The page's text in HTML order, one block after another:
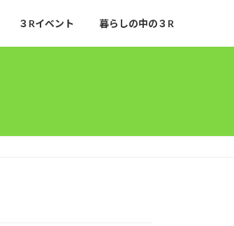
３Rイベント 暮らしの中の３R